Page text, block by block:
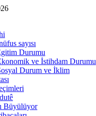
sayısı
Durumu
ve İstihdam Durumu
Durum ve İklim
Büyülüyor